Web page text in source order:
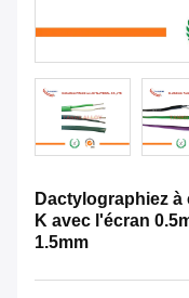
Dactylographiez à
K avec l'écran
1.5mm